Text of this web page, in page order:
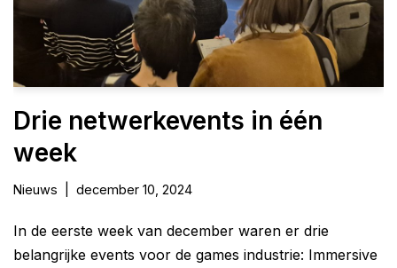
Drie netwerkevents in één
week
Nieuws december 10, 2024
In de eerste week van december waren er drie
belangrijke events voor de games industrie: Immersive